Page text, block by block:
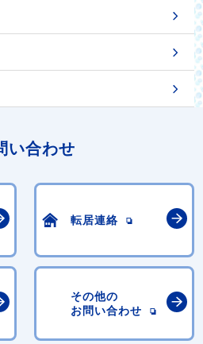
い合わせ
転居連絡
その他の
お問い合わせ